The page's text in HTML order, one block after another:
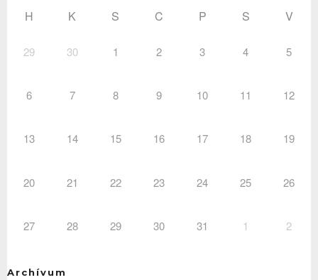
H K S C P S V
29 30 1 2 3 4 5
6 7 8 9 10 11 12
13 14 15 16 17 18 19
20 21 22 23 24 25 26
27 28 29 30 31 1 2
Archívum